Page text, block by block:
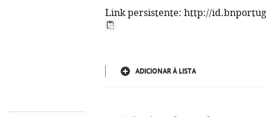
Link persistente: http://
ADICIONAR À LISTA